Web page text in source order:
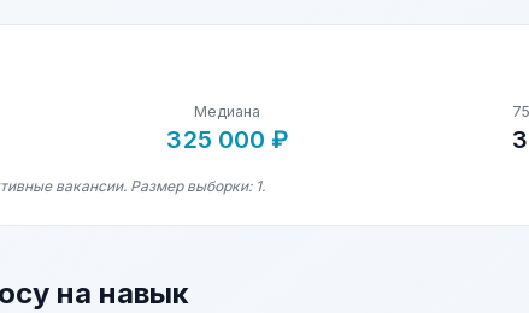
Медиана
325 000 ₽
вакансии. Размер выборки: 1.
на навык